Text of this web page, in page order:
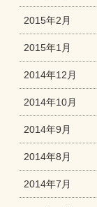
2015年2月
2015年1月
2014年12月
2014年10月
2014年9月
2014年8月
2014年7月